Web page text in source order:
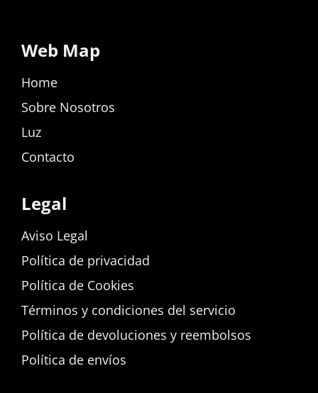
Web Map
Home
Sobre Nosotros
Luz
Contacto
Legal
Aviso Legal
Política de privacidad
Política de Cookies
Términos y condiciones del servicio
Política de devoluciones y reembolsos
Política de envíos